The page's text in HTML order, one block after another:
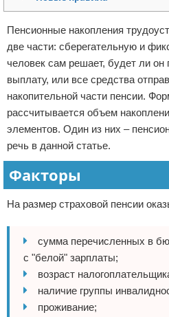
Покупки
Мода и стиль
Пенсионные накопления
две части: сберегательную и
человек сам решает, будет ли
выплату, или все средства
накопительной части пенсии.
рассчитывается объем
элементов. Один из них –
речь в данной статье.
Факторы
На размер страховой пенсии
сумма перечисленных в
с "белой" зарплаты;
возраст
наличие группы
проживание;